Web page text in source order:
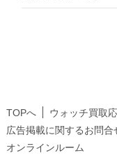
TOPへ ウォッチ買取
広告掲載に関するお問合
オンラインルーム